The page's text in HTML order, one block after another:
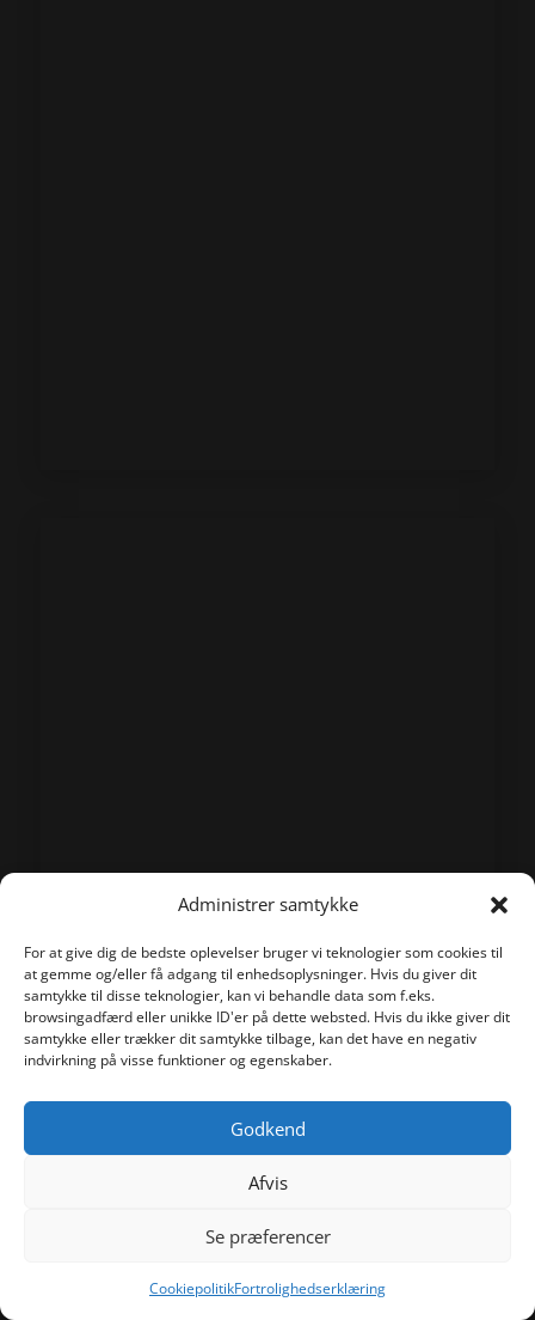
Administrer samtykke
For at give dig de bedste oplevelser bruger vi teknologier som cookies til
at gemme og/eller få adgang til enhedsoplysninger. Hvis du giver dit
samtykke til disse teknologier, kan vi behandle data som f.eks.
browsingadfærd eller unikke ID'er på dette websted. Hvis du ikke giver dit
samtykke eller trækker dit samtykke tilbage, kan det have en negativ
indvirkning på visse funktioner og egenskaber.
Godkend
Afvis
Se præferencer
CookiepolitikFortrolighedserklæring